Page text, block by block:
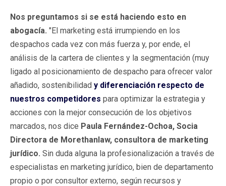
Nos preguntamos si se está haciendo esto en
abogacía. "El marketing está irrumpiendo en los
despachos cada vez con más fuerza y, por ende, el
análisis de la cartera de clientes y la segmentación (muy
ligado al posicionamiento de despacho para ofrecer valor
añadido, sostenibilidad y diferenciación respecto de
nuestros competidores para optimizar la estrategia y
acciones con la mejor consecución de los objetivos
marcados, nos dice Paula Fernández-Ochoa, Socia
Directora de Morethanlaw, consultora de marketing
jurídico. Sin duda alguna la profesionalización a través de
especialistas en marketing jurídico, bien de departamento
propio o por consultor externo, según recursos y